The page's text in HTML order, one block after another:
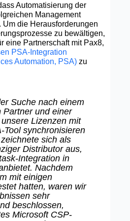
Automatisierung der
Management
Um die Herausforderungen
zu bewältigen,
eine Partnerschaft mit Pax8,
PSA-Integration
Automation, PSA) zu
Suche nach einem
Partner und einer
Lizenzen mit
Tool synchronisieren
sich als
Distributor aus,
Integration in
Nachdem
mit einigen
hatten, waren wir
sehr
beschlossen,
Microsoft CSP-